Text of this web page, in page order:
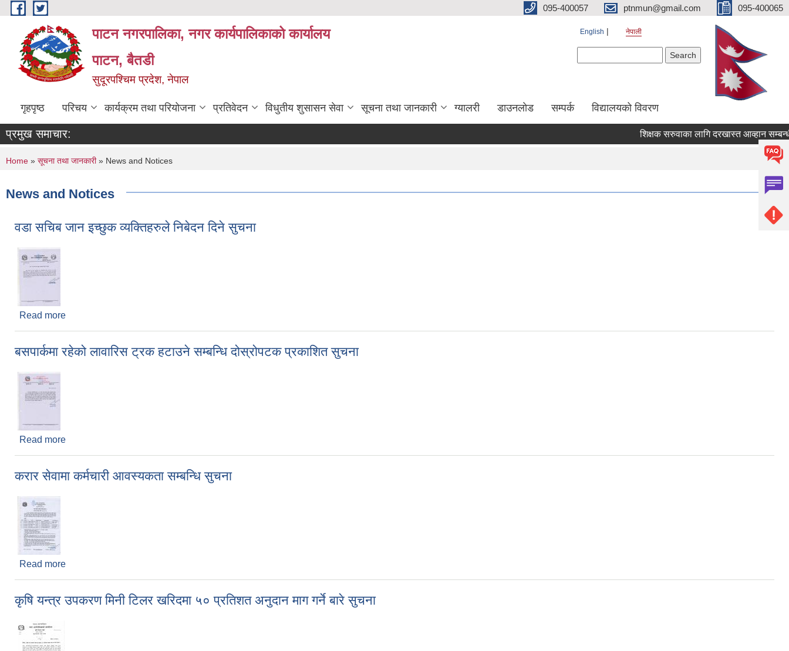
Skip to main content 095-400057 ptnmun@gmail.com 095-400065
पाटन नगरपालिका, नगर कार्यपालिकाको कार्यालय
पाटन, बैतडी
सुदूरपश्चिम प्रदेश, नेपाल
English नेपाली
गृहपृष्ठ परिचय कार्यक्रम तथा परियोजना प्रतिवेदन विधुतीय शुसासन सेवा सूचना तथा जानकारी ग्यालरी डाउनलाेड सम्पर्क विद्यालयको विवरण
प्रमुख समाचार: शिक्षक सरुवाका लागि दरखास्त आव्हान सम्बन्धी
You are here
Home » सूचना तथा जानकारी» News and Notices
News and Notices
वडा सचिब जान इच्छुक व्यक्तिहरुले निबेदन दिने सुचना
Read more
बसपार्कमा रहेको लावारिस ट्रक हटाउने सम्बन्धि दोस्रोपटक प्रकाशित सुचना
Read more
करार सेवामा कर्मचारी आवस्यकता सम्बन्धि सुचना
Read more
कृषि यन्त्र उपकरण मिनी टिलर खरिदमा ५० प्रतिशत अनुदान माग गर्ने बारे सुचना